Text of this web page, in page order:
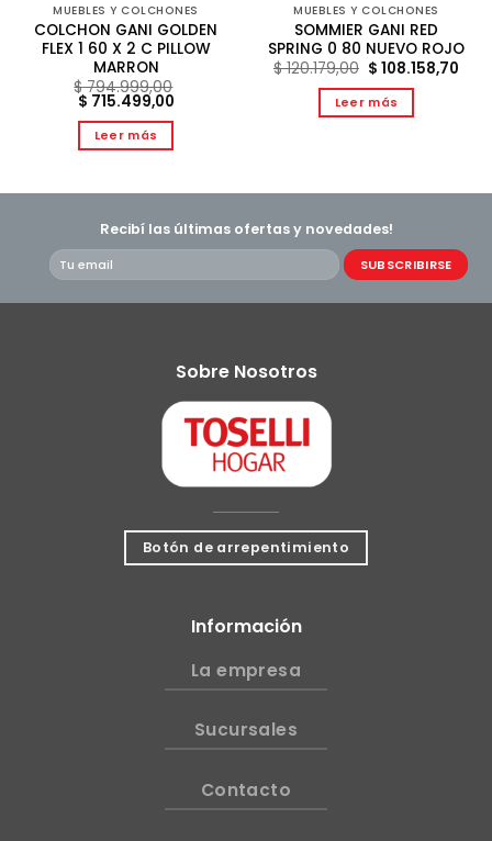
MUEBLES Y COLCHONES
COLCHON GANI GOLDEN
FLEX 1 60 X 2 C PILLOW
MARRON
$794.999,00
El
original
era:
$ 715.499,00El
Leer más
MUEBLES Y COLCHONES
SOMMIER GANI RED
SPRING 0 80 NUEVO ROJO
$120.179,00 El
original
era:
$ 108.158,70
Leer más
Recibí las últimas ofertas y novedades!
Sobre Nosotros
Botón de arrepentimiento
Información
La empresa
Sucursales
Contacto